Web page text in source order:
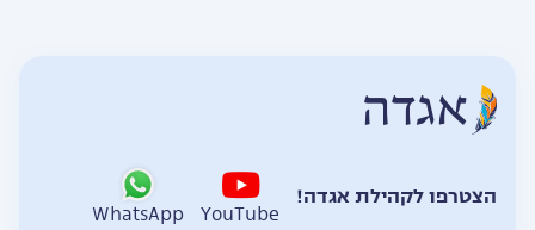
הצטרפו לקהילת אגדה!
YouTube
WhatsApp